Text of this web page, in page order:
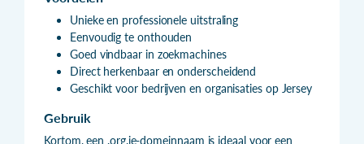
Unieke en professionele uitstraling
Eenvoudig te onthouden
Goed vindbaar in zoekmachines
Direct herkenbaar en onderscheidend
Geschikt voor bedrijven en organisaties op Jersey
Gebruik
Kortom, een .org.je-domeinnaam is ideaal voor een